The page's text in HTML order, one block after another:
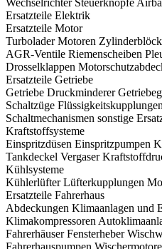
Ersatzteile Elektrik
Ersatzteile Motor
Turbolader Motoren
AGR-Ventile Riemenscheiben
Drosselklappen
Ersatzteile Getriebe
Getriebe Druckminderer
Schaltzüge Flüssigkeitskupplungen
Schaltmechanismen sonstige
Kraftstoffsysteme
Einspritzdüsen Einspritzpumpen
Tankdeckel Vergaser
Kühlsysteme
Kühlerlüfter Lüfterkupplungen
Ersatzteile Fahrerhaus
Abdeckungen Klimaanlagen und
Klimakompressoren
Fahrerhäuser Fensterheber
Fahrerhauspumpen